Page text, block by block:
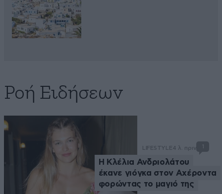
Ροή Ειδήσεων
LIFESTYLE4 λ. πριν 1
Η Κλέλια Ανδριολάτου
έκανε γιόγκα στον Αχέροντα
φορώντας το μαγιό της